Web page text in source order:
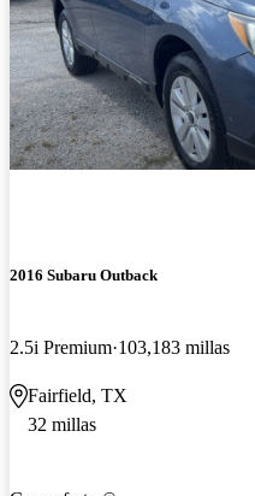
2016 Subaru Outback
2.5i Premium 103,183 millas
Fairfield, TX
32 millas